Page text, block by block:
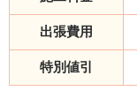
出張費用
特別値引